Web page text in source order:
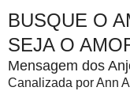
BUSQUE O
SEJA O
Mensagem dos
Canalizada por Ann